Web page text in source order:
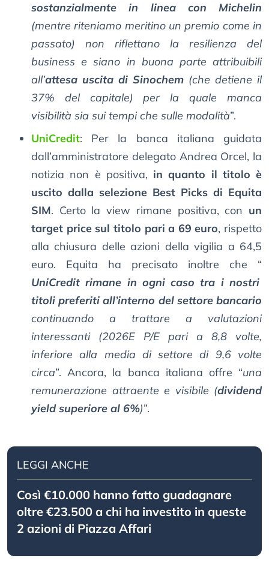
sostanzialmente in linea con Michelin
(mentre riteniamo meritino un premio come in
passato) non riflettano la resilienza del
business e siano in buona parte attribuibili
all’attesa uscita di Sinochem (che detiene il
37% del capitale) per la quale manca
visibilità sia sui tempi che sulle modalità”.
UniCredit: Per la banca italiana guidata
dall’amministratore delegato Andrea Orcel, la
notizia non è positiva, in quanto il titolo è
uscito dalla selezione Best Picks di Equita
SIM. Certo la view rimane positiva, con un
target price sul titolo pari a 69 euro, rispetto
alla chiusura delle azioni della vigilia a 64,5
euro. Equita ha precisato inoltre che “
UniCredit rimane in ogni caso tra i nostri
titoli preferiti all’interno del settore bancario
continuando a trattare a valutazioni
interessanti (2026E P/E pari a 8,8 volte,
inferiore alla media di settore di 9,6 volte
circa”. Ancora, la banca italiana offre “una
remunerazione attraente e visibile (dividend
yield superiore al 6%)”.
LEGGI ANCHE
Così €10.000 hanno fatto guadagnare
oltre €23.500 a chi ha investito in queste
2 azioni di Piazza Affari